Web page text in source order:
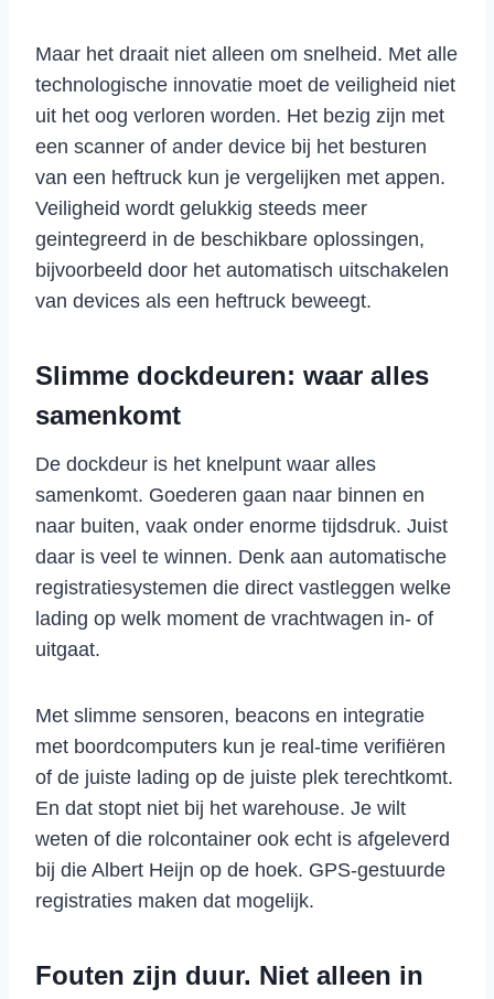
Maar het draait niet alleen om snelheid. Met alle
technologische innovatie moet de veiligheid niet
uit het oog verloren worden. Het bezig zijn met
een scanner of ander device bij het besturen
van een heftruck kun je vergelijken met appen.
Veiligheid wordt gelukkig steeds meer
geintegreerd in de beschikbare oplossingen,
bijvoorbeeld door het automatisch uitschakelen
van devices als een heftruck beweegt.
Slimme dockdeuren: waar alles
samenkomt
De dockdeur is het knelpunt waar alles
samenkomt. Goederen gaan naar binnen en
naar buiten, vaak onder enorme tijdsdruk. Juist
daar is veel te winnen. Denk aan automatische
registratiesystemen die direct vastleggen welke
lading op welk moment de vrachtwagen in- of
uitgaat.
Met slimme sensoren, beacons en integratie
met boordcomputers kun je real-time verifiëren
of de juiste lading op de juiste plek terechtkomt.
En dat stopt niet bij het warehouse. Je wilt
weten of die rolcontainer ook echt is afgeleverd
bij die Albert Heijn op de hoek. GPS-gestuurde
registraties maken dat mogelijk.
Fouten zijn duur. Niet alleen in